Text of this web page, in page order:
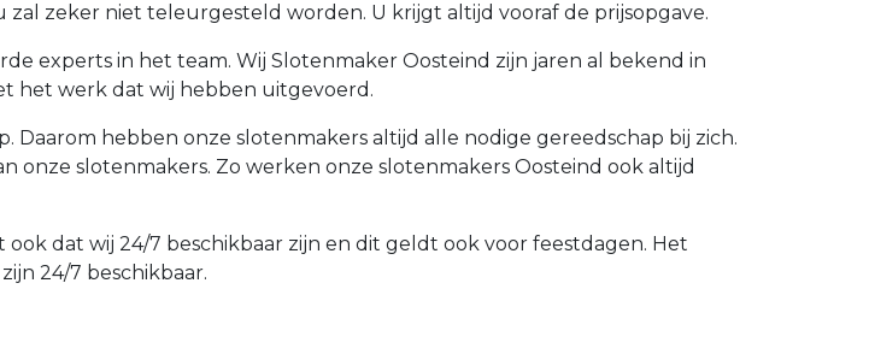
zeker niet teleurgesteld worden. U krijgt altijd vooraf de prijsopgave.
experts in het team. Wij Slotenmaker Oosteind zijn jaren al bekend in
het werk dat wij hebben uitgevoerd.
Daarom hebben onze slotenmakers altijd alle nodige gereedschap bij zich.
slotenmakers. Zo werken onze slotenmakers Oosteind ook altijd
dat wij 24/7 beschikbaar zijn en dit geldt ook voor feestdagen. Het
24/7 beschikbaar.